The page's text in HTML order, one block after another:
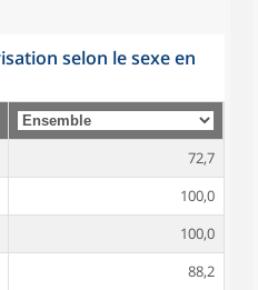
selon le sexe en
72,7
100,0
100,0
88,2